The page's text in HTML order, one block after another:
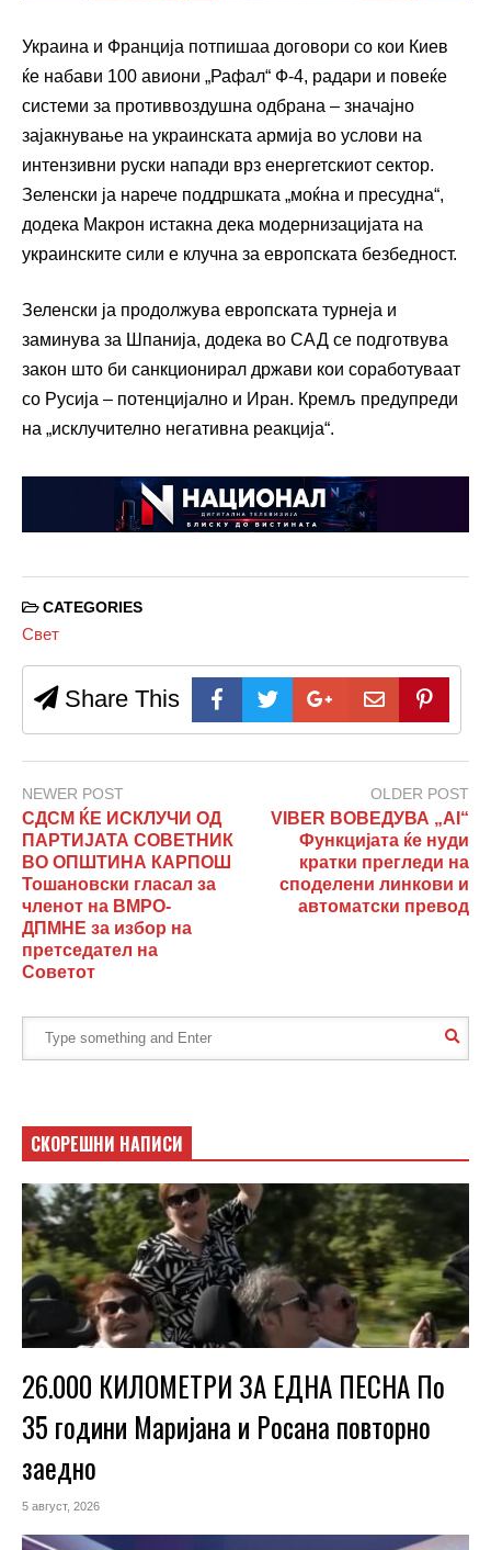
Украина и Франција потпишаа договори со кои Киев
ќе набави 100 авиони „Рафал“ Ф-4, радари и повеќе
системи за противвоздушна одбрана – значајно
зајакнување на украинската армија во услови на
интензивни руски напади врз енергетскиот сектор.
Зеленски ја нарече поддршката „моќна и пресудна“,
додека Макрон истакна дека модернизацијата на
украинските сили е клучна за европската безбедност.
Зеленски ја продолжува европската турнеја и
заминува за Шпанија, додека во САД се подготвува
закон што би санкционирал држави кои соработуваат
со Русија – потенцијално и Иран. Кремљ предупреди
на „исклучително негативна реакција“.
CATEGORIES
Свет
Share This
NEWER POST
СДСМ ЌЕ ИСКЛУЧИ ОД
ПАРТИЈАТА СОВЕТНИК
ВО ОПШТИНА КАРПОШ
Тошановски гласал за
членот на ВМРО-
ДПМНЕ за избор на
претседател на
Советот
OLDER POST
VIBER ВОВЕДУВА „AI“
Функцијата ќе нуди
кратки прегледи на
споделени линкови и
автоматски превод
СКОРЕШНИ НАПИСИ
26.000 КИЛОМЕТРИ ЗА ЕДНА ПЕСНА По
35 години Маријана и Росана повторно
заедно
5 август, 2026